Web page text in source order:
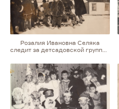
Розалия Ивановна Селяка
следит за детсадовской группой